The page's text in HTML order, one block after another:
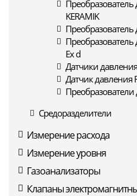
Преобразователь
KERAMIK
Преобразователь
Преобразователь
Ex d
Датчики
Датчик давления
Средоразделители
Измерение расхода
Измерение уровня
Газоанализаторы
Клапаны